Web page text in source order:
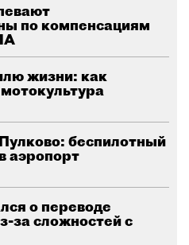
по компенсациям
жизни: как
беспилотный
аэропорт
о переводе
за сложностей с